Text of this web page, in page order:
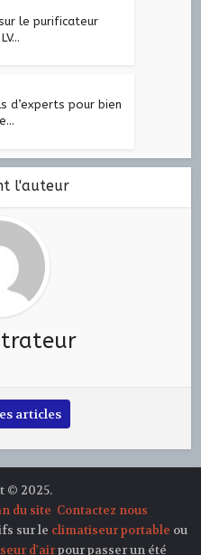
le purificateur
d’experts pour bien
l'auteur
articles
© 2025.
du site Contactez nous
sur le climatiseur portable ou
d'airpour passer un été